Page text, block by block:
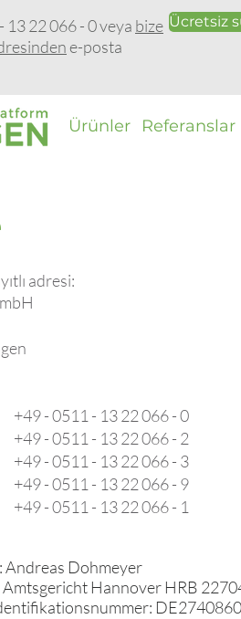
13 22 066 - 0 veya bize
e-posta
Ücretsiz
Ürünler Referanslar
adresi:
+49 -0511 - 13 22 066 - 0
+49 -0511 - 13 22 066 - 2
+49 -0511 - 13 22 066 - 3
+49 -0511 - 13 22 066 - 9
+49 -0511 - 13 22 066 - 1
Andreas Dohmeyer
Hannover HRB